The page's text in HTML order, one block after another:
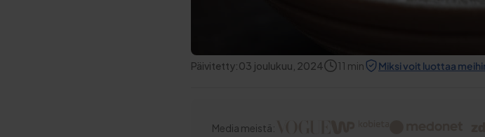
Päivitetty:03 joulukuu, 2024 11 min Miksi voit luottaa
Media meistä: